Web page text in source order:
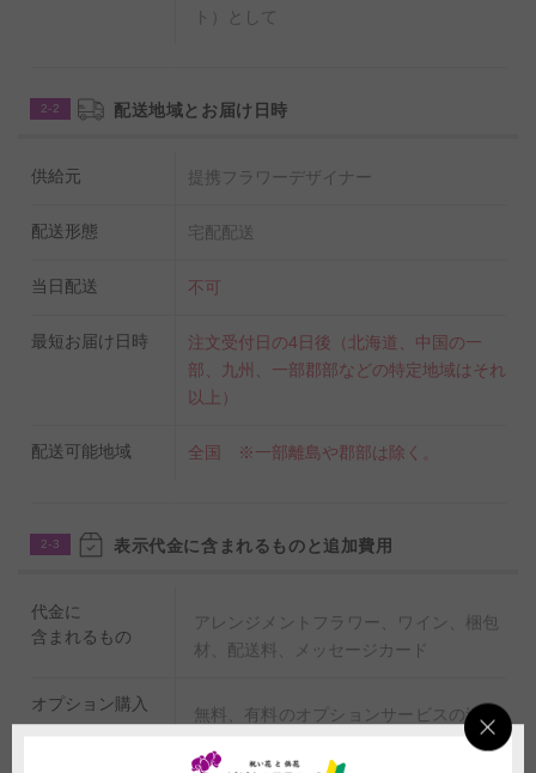
ト）として
2-2 配送地域とお届け日時
供給元 提携フラワーデザイナー
配送形態 宅配配送
当日配送 不可
最短お届け日時
注文受付日の4日後（北海道、中国の一
部、九州、一部郡部などの特定地域はそれ
以上）
配送可能地域 全国 ※一部離島や郡部は除く。
2-3 表示代金に含まれるものと追加費用
代金に
含まれるもの
アレンジメントフラワー、ワイン、梱包
材、配送料、メッセージカード
オプション購入
無料、有料のオプションサービスの追加
を希望される場合は、商品購入と同時に
「追加オプション」商品の購入が必要に